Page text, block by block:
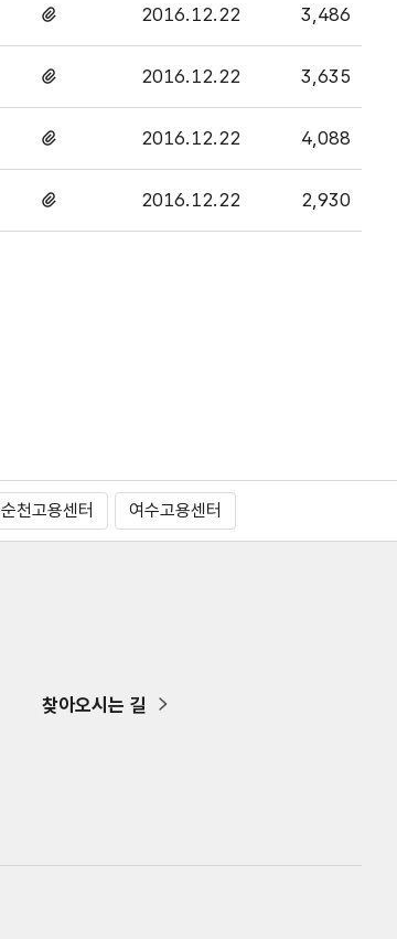
있음
2016.12.22 3,486
있음
2016.12.22 3,635
있음
2016.12.22 4,088
있음
2016.12.22 2,930
순천고용센터 여수고용센터
찾아오시는 길